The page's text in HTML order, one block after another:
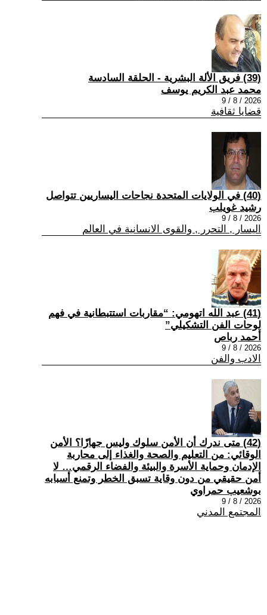
(39) فريق الألة البشرية - الحلقة السادسة
محمد عبد الكريم يوسف
2026 / 8 / 9
قضايا ثقافية
(40) في الولايات المتحدة نجاحات اليساريين تتواصل
رشيد غويلب
2026 / 8 / 9
اليسار , التحرر , والقوى الانسانية في العالم
(41) عبد الله اتهومي: “مقاربات استتبطانية في فهم
لوحات الفن التشكيلي”
أحمد رباص
2026 / 8 / 9
الادب والفن
(42) متى ندرك أن الأمن سلوك وليس جهازًا؟ الأمن
الوقائي: من التعليم والصحة والغذاء إلى محاربة
الإدمان وحماية الأسرة والبيئة والفضاء الرقمي… لا
أمن حقيقي من دون وقاية تسبق الخطر وتمنع أسبابه
بوشعيب حمراوي
2026 / 8 / 9
المجتمع المدني